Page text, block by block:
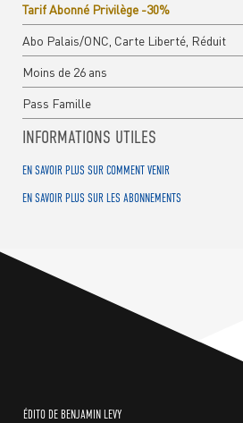
Tarif Abonné Privilège -30%
Abo Palais/ONC, Carte Liberté, Réduit
Moins de 26 ans
Pass Famille
INFORMATIONS UTILES
EN SAVOIR PLUS SUR COMMENT VENIR
EN SAVOIR PLUS SUR LES ABONNEMENTS
ÉDITO DE BENJAMIN LEVY